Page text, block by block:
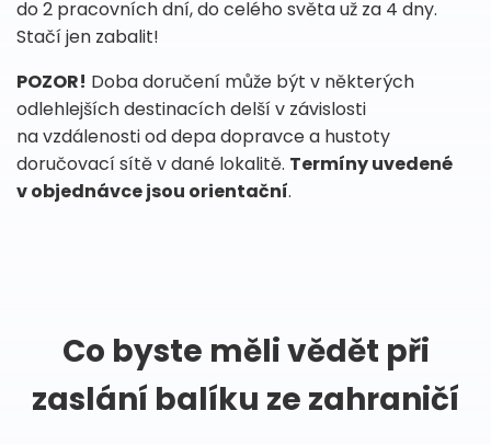
do 2 pracovních dní, do celého světa už za 4 dny.
Stačí jen zabalit!
POZOR! Doba doručení může být v některých
odlehlejších destinacích delší v závislosti
na vzdálenosti od depa dopravce a hustoty
doručovací sítě v dané lokalitě. Termíny uvedené
v objednávce jsou orientační.
Co byste měli vědět při
zaslání balíku ze zahraničí